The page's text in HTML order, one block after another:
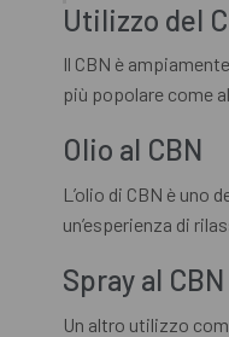
Utilizzo del
Il CBN è
più popolare come
Olio al CBN
L’olio di CBN è
un’esperienza di
Spray al CBN
Un altro utilizzo